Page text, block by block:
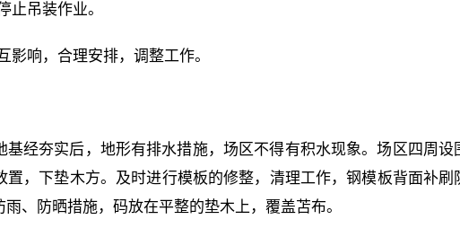
止吊装作业。
影响，合理安排，调整工作。
基经夯实后，地形有排水措施，场区不得有积水现象。场区四周设
置，下垫木方。及时进行模板的修整，清理工作，钢模板背面补刷
、防晒措施，码放在平整的垫木上，覆盖苫布。